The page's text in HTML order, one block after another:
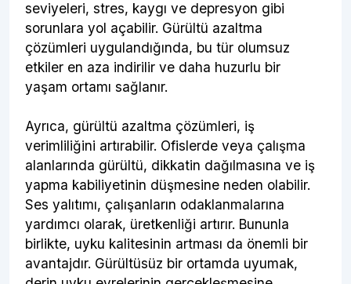
seviyeleri, stres, kaygı ve depresyon gibi
sorunlara yol açabilir. Gürültü azaltma
çözümleri uygulandığında, bu tür olumsuz
etkiler en aza indirilir ve daha huzurlu bir
yaşam ortamı sağlanır.
Ayrıca, gürültü azaltma çözümleri, iş
verimliliğini artırabilir. Ofislerde veya çalışma
alanlarında gürültü, dikkatin dağılmasına ve iş
yapma kabiliyetinin düşmesine neden olabilir.
Ses yalıtımı, çalışanların odaklanmalarına
yardımcı olarak, üretkenliği artırır. Bununla
birlikte, uyku kalitesinin artması da önemli bir
avantajdır. Gürültüsüz bir ortamda uyumak,